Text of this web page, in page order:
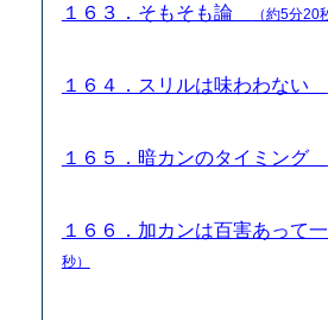
１６３．そもそも論 （約5分20
１６４．スリルは味わわない
１６５．暗カンのタイミング
１６６．加カンは百害あって
秒）